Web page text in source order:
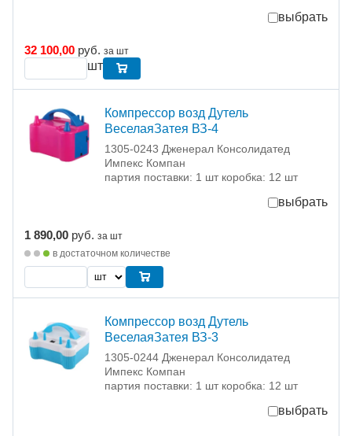
выбрать
32 100,00 руб. за шт
шт
Компрессор возд Дутель
ВеселаяЗатея ВЗ-4
1305-0243 Дженерал Консолидатед
Импекс Компан
партия поставки: 1 шт коробка: 12 шт
выбрать
1 890,00 руб. за шт
в достаточном количестве
Компрессор возд Дутель
ВеселаяЗатея ВЗ-3
1305-0244 Дженерал Консолидатед
Импекс Компан
партия поставки: 1 шт коробка: 12 шт
выбрать